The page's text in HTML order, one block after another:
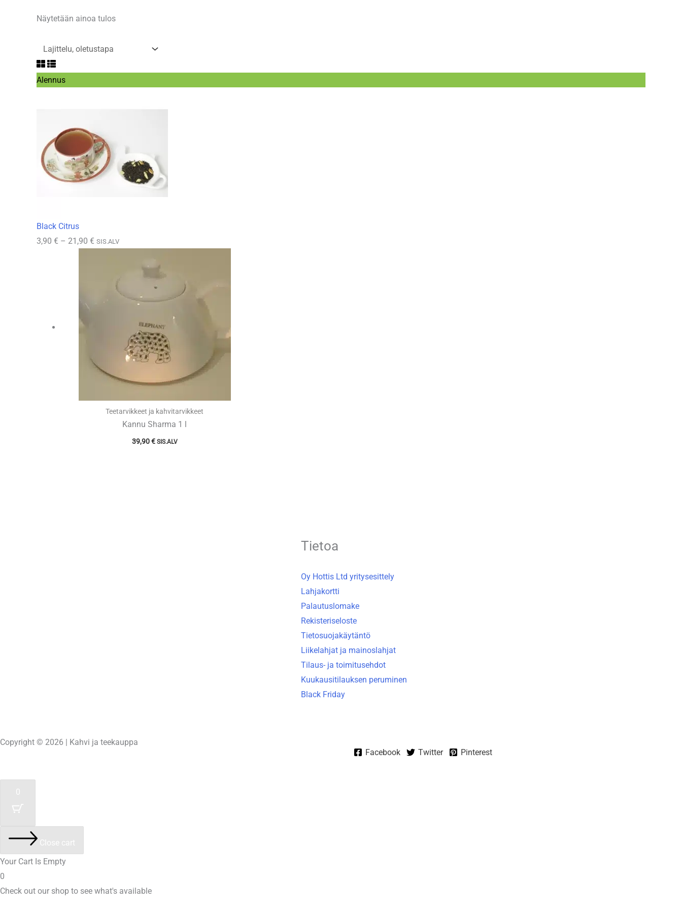
Näytetään ainoa tulos
AlennusTuote
Black Citrus
3,90 € – 21,90 € Hintaluokka:
SIS.ALV
Teetarvikkeet ja kahvitarvikkeet
Kannu Sharma 1 l
39,90€ SIS.ALV
Tietoa
Oy Hottis Ltd yritysesittely
Lahjakortti
Palautuslomake
Rekisteriseloste
Tietosuojakäytäntö
Liikelahjat ja mainoslahjat
Tilaus- ja toimitusehdot
Kuukausitilauksen peruminen
Black Friday
Copyright © 2026 | Kahvi ja teekauppa
Facebook Twitter Pinterest
0
Close cart
Your Cart Is Empty
0
Check out our shop to see what's available